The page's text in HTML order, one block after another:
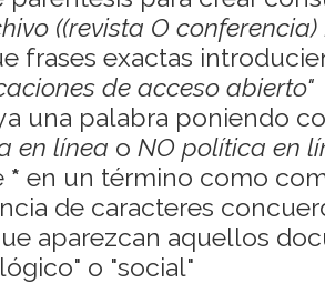
((revista O conferencia)
frases exactas
de acceso abierto"
una palabra poniendo
en línea o NO política en
* en un término como
de caracteres
aparezcan aquellos
o "social"